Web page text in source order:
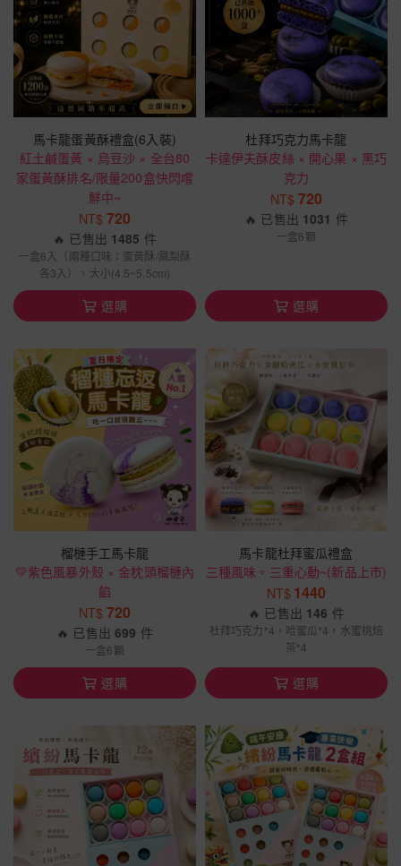
馬卡龍蛋黃酥禮盒(6入裝)
紅土鹹蛋黃 × 烏豆沙 × 全台80
家蛋黃酥排名/限量200盒快閃嚐
鮮中~
NT$ 720
🔥 已售出 1485 件
一盒6入（兩種口味：蛋黃酥/鳳梨酥
各3入），大小(4.5~5.5cm)
選購
杜拜巧克力馬卡龍
卡達伊夫酥皮絲 × 開心果 × 黑巧
克力
NT$ 720
🔥 已售出 1031 件
一盒6顆
選購
榴槤手工馬卡龍
💛紫色風暴外殼 × 金枕頭榴槤內
餡
NT$ 720
🔥 已售出699 件
一盒6顆
選購
馬卡龍杜拜蜜瓜禮盒
三種風味。三重心動~(新品上市)
NT$ 1440
🔥 已售出 146 件
杜拜巧克力*4，哈蜜瓜*4，水蜜桃焙
茶*4
選購